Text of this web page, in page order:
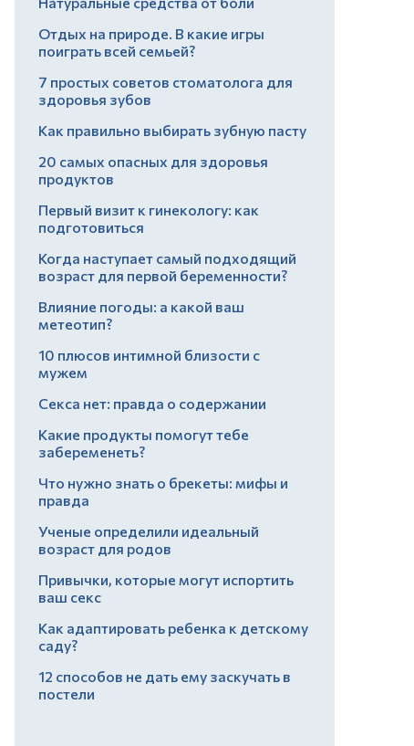
Отдых на природе. В какие игры
поиграть всей семьей?
7 простых советов стоматолога для
здоровья зубов
Как правильно выбирать зубную пасту
20 самых опасных для здоровья
продуктов
Первый визит к гинекологу: как
подготовиться
Когда наступает самый подходящий
возраст для первой беременности?
Влияние погоды: а какой ваш
метеотип?
10 плюсов интимной близости с
мужем
Секса нет: правда о содержании
Какие продукты помогут тебе
забеременеть?
Что нужно знать о брекеты: мифы и
правда
Ученые определили идеальный
возраст для родов
Привычки, которые могут испортить
ваш секс
Как адаптировать ребенка к детскому
саду?
12 способов не дать ему заскучать в
постели